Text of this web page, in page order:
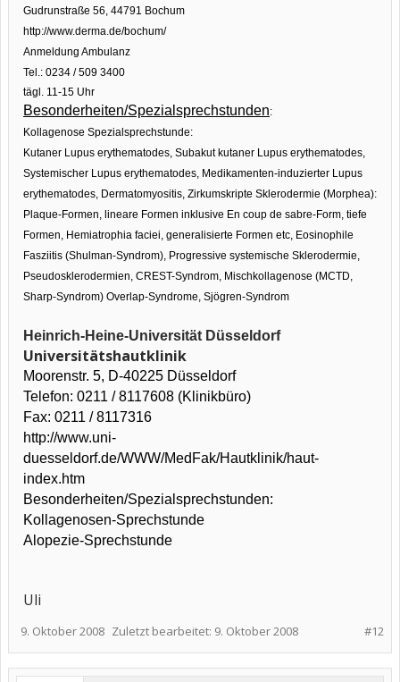
Gudrunstraße 56, 44791 Bochum
http://www.derma.de/bochum/
Anmeldung Ambulanz
Tel.: 0234 / 509 3400
tägl. 11-15 Uhr
Besonderheiten/Spezialsprechstunden:
Kollagenose Spezialsprechstunde:
Kutaner Lupus erythematodes, Subakut kutaner Lupus erythematodes,
Systemischer Lupus erythematodes, Medikamenten-induzierter Lupus
erythematodes, Dermatomyositis, Zirkumskripte Sklerodermie (Morphea):
Plaque-Formen, lineare Formen inklusive En coup de sabre-Form, tiefe
Formen, Hemiatrophia faciei, generalisierte Formen etc, Eosinophile
Fasziitis (Shulman-Syndrom), Progressive systemische Sklerodermie,
Pseudosklerodermien, CREST-Syndrom, Mischkollagenose (MCTD,
Sharp-Syndrom) Overlap-Syndrome, Sjögren-Syndrom
Heinrich-Heine-Universität Düsseldorf
Universitätshautklinik
Moorenstr. 5, D-40225 Düsseldorf
Telefon: 0211 / 8117608 (Klinikbüro)
Fax: 0211 / 8117316
http://www.uni-
duesseldorf.de/WWW/MedFak/Hautklinik/haut-
index.htm
Besonderheiten/Spezialsprechstunden:
Kollagenosen-Sprechstunde
Alopezie-Sprechstunde
Uli
#12
9. Oktober 2008 Zuletzt bearbeitet: 9. Oktober 2008